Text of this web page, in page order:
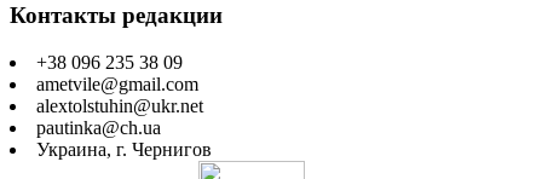
Контакты редакции
+38 096 235 38 09
ametvile@gmail.com
alextolstuhin@ukr.net
pautinka@ch.ua
Украина, г. Чернигов